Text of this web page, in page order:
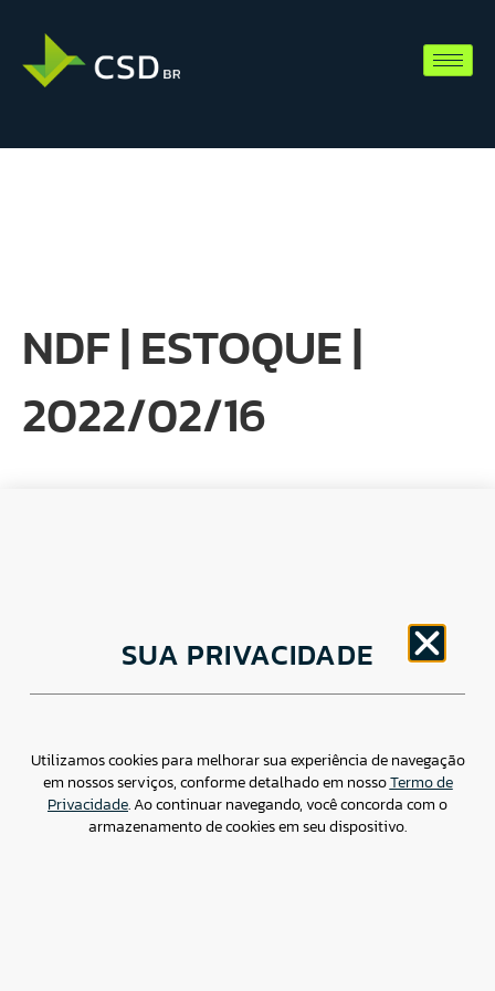
NDF | ESTOQUE |
2022/02/16
Av. Brigadeiro Faria Lima, 1779 – 5oAndar Jardim
Paulistano, São Paulo/ SP – CEP: 01452-914
Assessoria de imprensa: imprensa@csdbr.com
SUA PRIVACIDADE
Utilizamos cookies para melhorar sua experiência de navegação
em nossos serviços, conforme detalhado em nossoTermo de
Privacidade. Ao continuar navegando, você concorda com o
armazenamento de cookies em seu dispositivo.